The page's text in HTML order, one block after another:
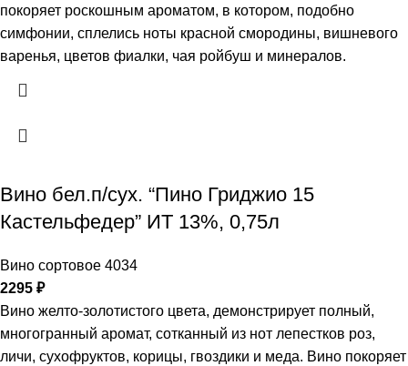
покоряет роскошным ароматом, в котором, подобно
симфонии, сплелись ноты красной смородины, вишневого
варенья, цветов фиалки, чая ройбуш и минералов.
Вино бел.п/сух. “Пино Гриджио 15
Кастельфедер” ИТ 13%, 0,75л
Вино сортовое 4034
2295 ₽
Вино желто-золотистого цвета, демонстрирует полный,
многогранный аромат, сотканный из нот лепестков роз,
личи, сухофруктов, корицы, гвоздики и меда. Вино покоряет